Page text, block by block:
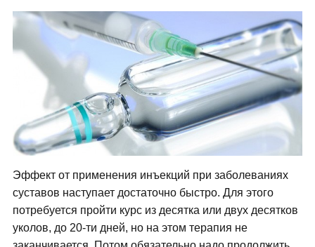
Эффект от применения инъекций при заболеваниях
суставов наступает достаточно быстро. Для этого
потребуется пройти курс из десятка или двух десятков
уколов, до 20-ти дней, но на этом терапия не